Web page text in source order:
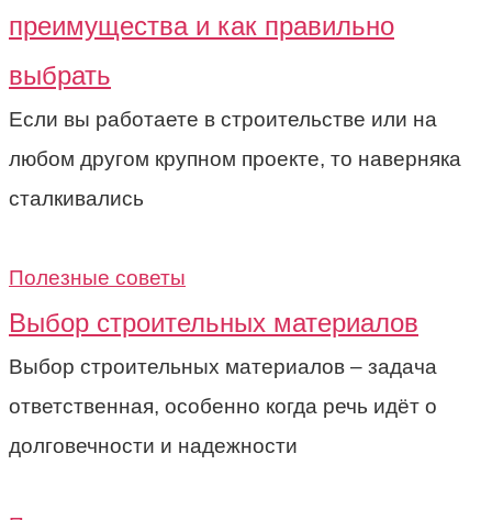
преимущества и как правильно
выбрать
Если вы работаете в строительстве или на
любом другом крупном проекте, то наверняка
сталкивались
Полезные советы
Выбор строительных материалов
Выбор строительных материалов – задача
ответственная, особенно когда речь идёт о
долговечности и надежности